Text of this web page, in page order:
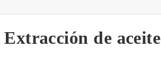
de aceite